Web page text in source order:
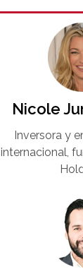
Nicole
Inversora y
internacional,